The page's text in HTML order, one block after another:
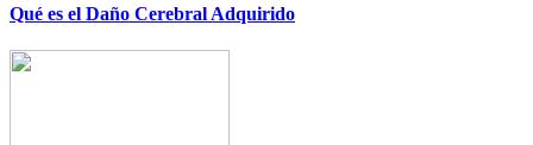
Qué es el Daño Cerebral Adquirido